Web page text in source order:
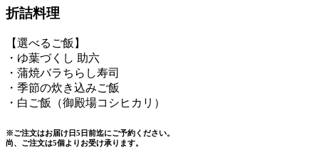
折詰料理
【選べるご飯】
・ゆ葉づくし 助六
・蒲焼バラちらし寿司
・季節の炊き込みご飯
・白ご飯（御殿場コシヒカリ）
※ご注文はお届け日5日前迄にご予約ください。
尚、ご注文は5個よりお受け承ります。